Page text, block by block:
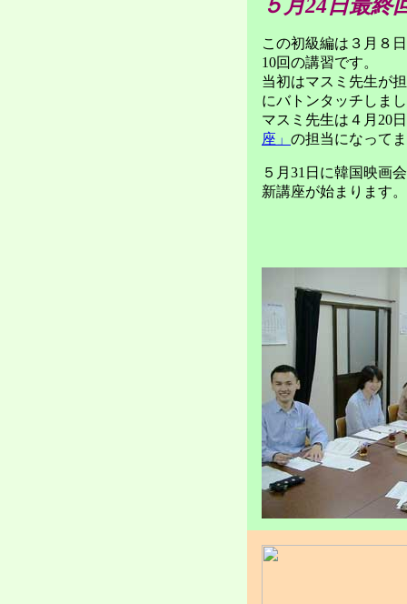
５月24日最終
この初級編は３月８
10回の講習です。
当初はマスミ先生が
にバトンタッチしま
マスミ先生は４月20
座」 の担当になって
５月31日に韓国映画
新講座が始まります。